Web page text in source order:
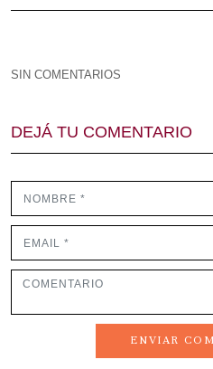
SIN COMENTARIOS
DEJÁ TU COMENTARIO
ENVIAR